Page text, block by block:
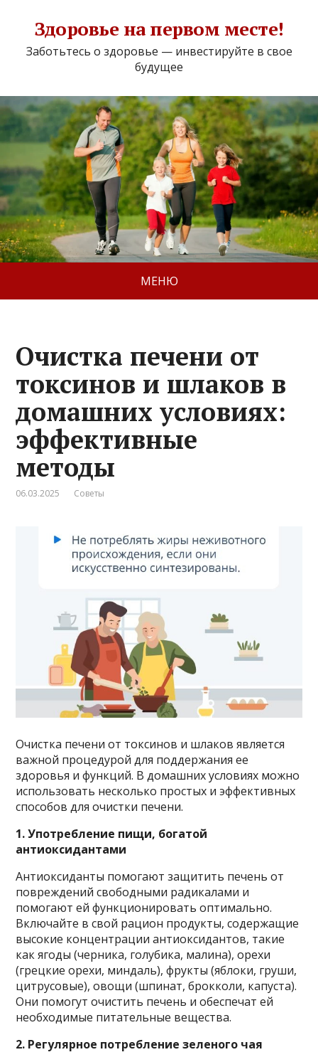
Здоровье на первом месте!
Заботьтесь о здоровье — инвестируйте в свое
будущее
МЕНЮ
Очистка печени от
токсинов и шлаков в
домашних условиях:
эффективные
методы
06.03.2025 Советы
Очистка печени от токсинов и шлаков является
важной процедурой для поддержания ее
здоровья и функций. В домашних условиях можно
использовать несколько простых и эффективных
способов для очистки печени.
1. Употребление пищи, богатой
антиоксидантами
Антиоксиданты помогают защитить печень от
повреждений свободными радикалами и
помогают ей функционировать оптимально.
Включайте в свой рацион продукты, содержащие
высокие концентрации антиоксидантов, такие
как ягоды (черника, голубика, малина), орехи
(грецкие орехи, миндаль), фрукты (яблоки, груши,
цитрусовые), овощи (шпинат, брокколи, капуста).
Они помогут очистить печень и обеспечат ей
необходимые питательные вещества.
2. Регулярное потребление зеленого чая